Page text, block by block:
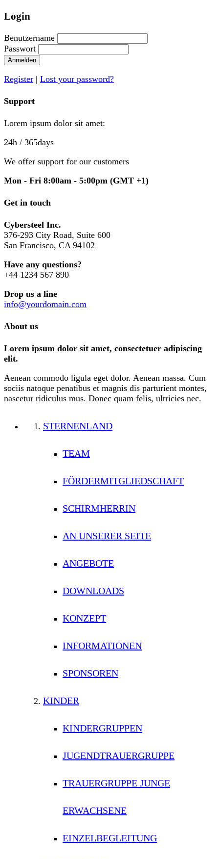
Login
Benutzername
Passwort
Anmelden
Register | Lost your password?
Support
Lorem ipsum dolor sit amet:
24h / 365days
We offer support for our customers
Mon - Fri 8:00am - 5:00pm (GMT +1)
Get in touch
Cybersteel Inc.
376-293 City Road, Suite 600
San Francisco, CA 94102
Have any questions?
+44 1234 567 890
Drop us a line
info@yourdomain.com
About us
Lorem ipsum dolor sit amet, consectetuer adipiscing
elit.
Aenean commodo ligula eget dolor. Aenean massa. Cum
sociis natoque penatibus et magnis dis parturient montes,
nascetur ridiculus mus. Donec quam felis, ultricies nec.
STERNENLAND
TEAM
FÖRDERMITGLIEDSCHAFT
SCHIRMHERRIN
AN UNSERER SEITE
ANGEBOTE
DOWNLOADS
KONZEPT
INFORMATIONEN
SPONSOREN
KINDER
KINDERGRUPPEN
JUGENDTRAUERGRUPPE
TRAUERGRUPPE JUNGE
ERWACHSENE
EINZELBEGLEITUNG